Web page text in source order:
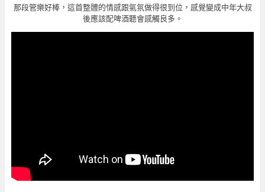
那段管樂好棒，這首整體的情感跟氣氛做得很到位，感覺變成中年大叔
後應該配啤酒聽會感觸良多。